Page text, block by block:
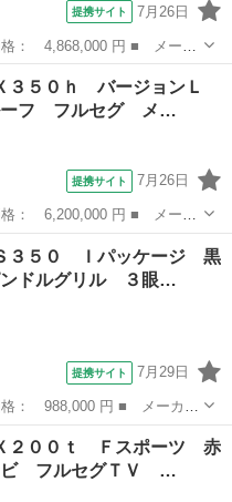
提携サイト 7月26日
グレード名： ＬＳ５０
フ／黒レザーシート／全席
３５０ｈ バージョンＬ
ーフ フルセグ メ…
提携サイト 7月26日
レード名： ＮＸ３５０
フ フルセグ メモリーナ
３５０ Ｉパッケージ 黒
ドルグリル ３眼…
提携サイト 7月29日
レード名： ＧＳ３５０
グリル ３眼ＬＥＤヘッド
２００ｔ Ｆスポーツ 赤
ビ フルセグＴＶ …